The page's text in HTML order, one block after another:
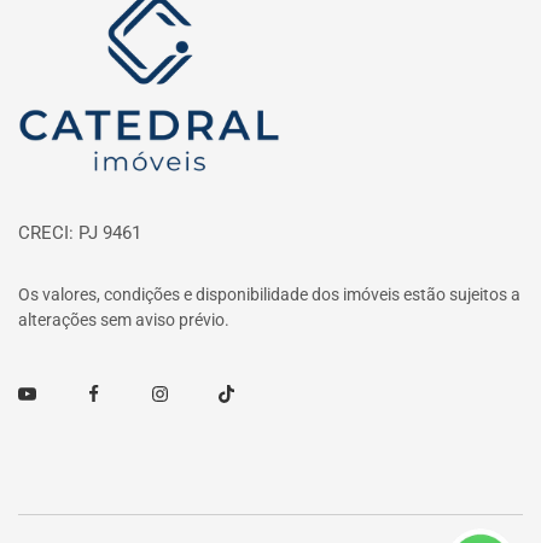
Página inicial
CRECI: PJ 9461
Os valores, condições e disponibilidade dos imóveis estão sujeitos a
alterações sem aviso prévio.
Youtube FacebookInstagramTikTok